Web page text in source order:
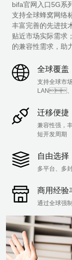
bifa官网入口5G系列模
支持全球蜂窝网络
丰富完善的先进技术
贴近市场实际需求
的兼容性需求，助
全球覆盖
支持全球市场
LAN、
迁移便捷
兼容性强
短开发周期
自由选择
多平台、
商用经验
通过全球强